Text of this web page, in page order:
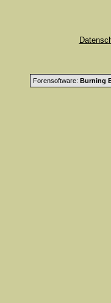
Forensoftware: Burning